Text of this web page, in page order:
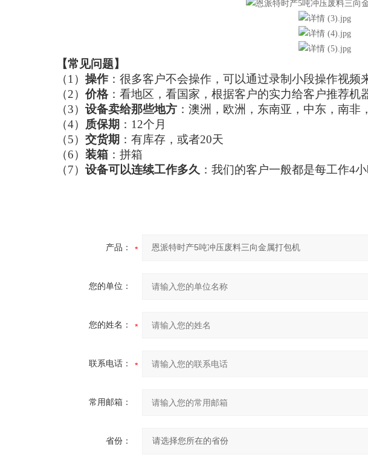
【常见问题】
（1） 操作 ：很多客户不会操作，可以通过录制小段操作视频
（2） 价格：看地区，看国家，根据客户的实力给客户推荐机
（3） 设备卖给那些地方 ：澳洲，欧洲，东南亚，中东，南非
（4） 质保期 ：12个月
（5） 交货期 ：有库存，或者20天
（6） 装箱 ：拼箱
（7） 设备可以连续工作多久 ：我们的客户一般都是每工作4
产品：
您的单位：
您的姓名：
联系电话：
常用邮箱：
省份：